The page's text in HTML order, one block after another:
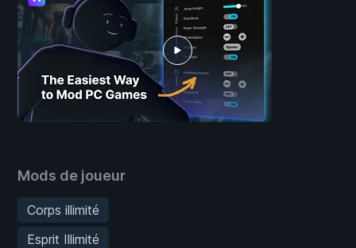
Mods de joueur
Corps illimité
Esprit Illimité